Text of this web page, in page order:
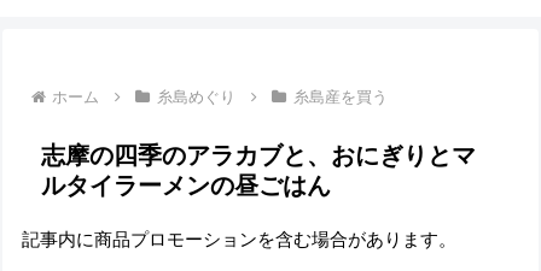
ホーム 糸島めぐり 糸島産を買う
志摩の四季のアラカブと、おにぎりとマ
ルタイラーメンの昼ごはん
記事内に商品プロモーションを含む場合があります。